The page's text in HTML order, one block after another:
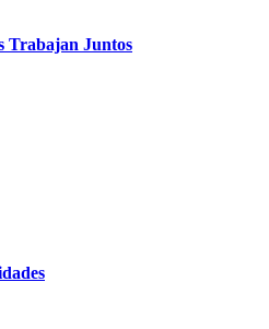
Trabajan Juntos